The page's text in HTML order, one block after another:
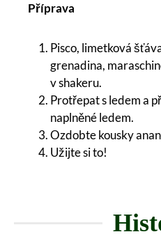
Příprava
Pisco, limetková
grenadina,
v shakeru.
Protřepat s ledem a
naplněné ledem.
Ozdobte kousky
Užijte si to!